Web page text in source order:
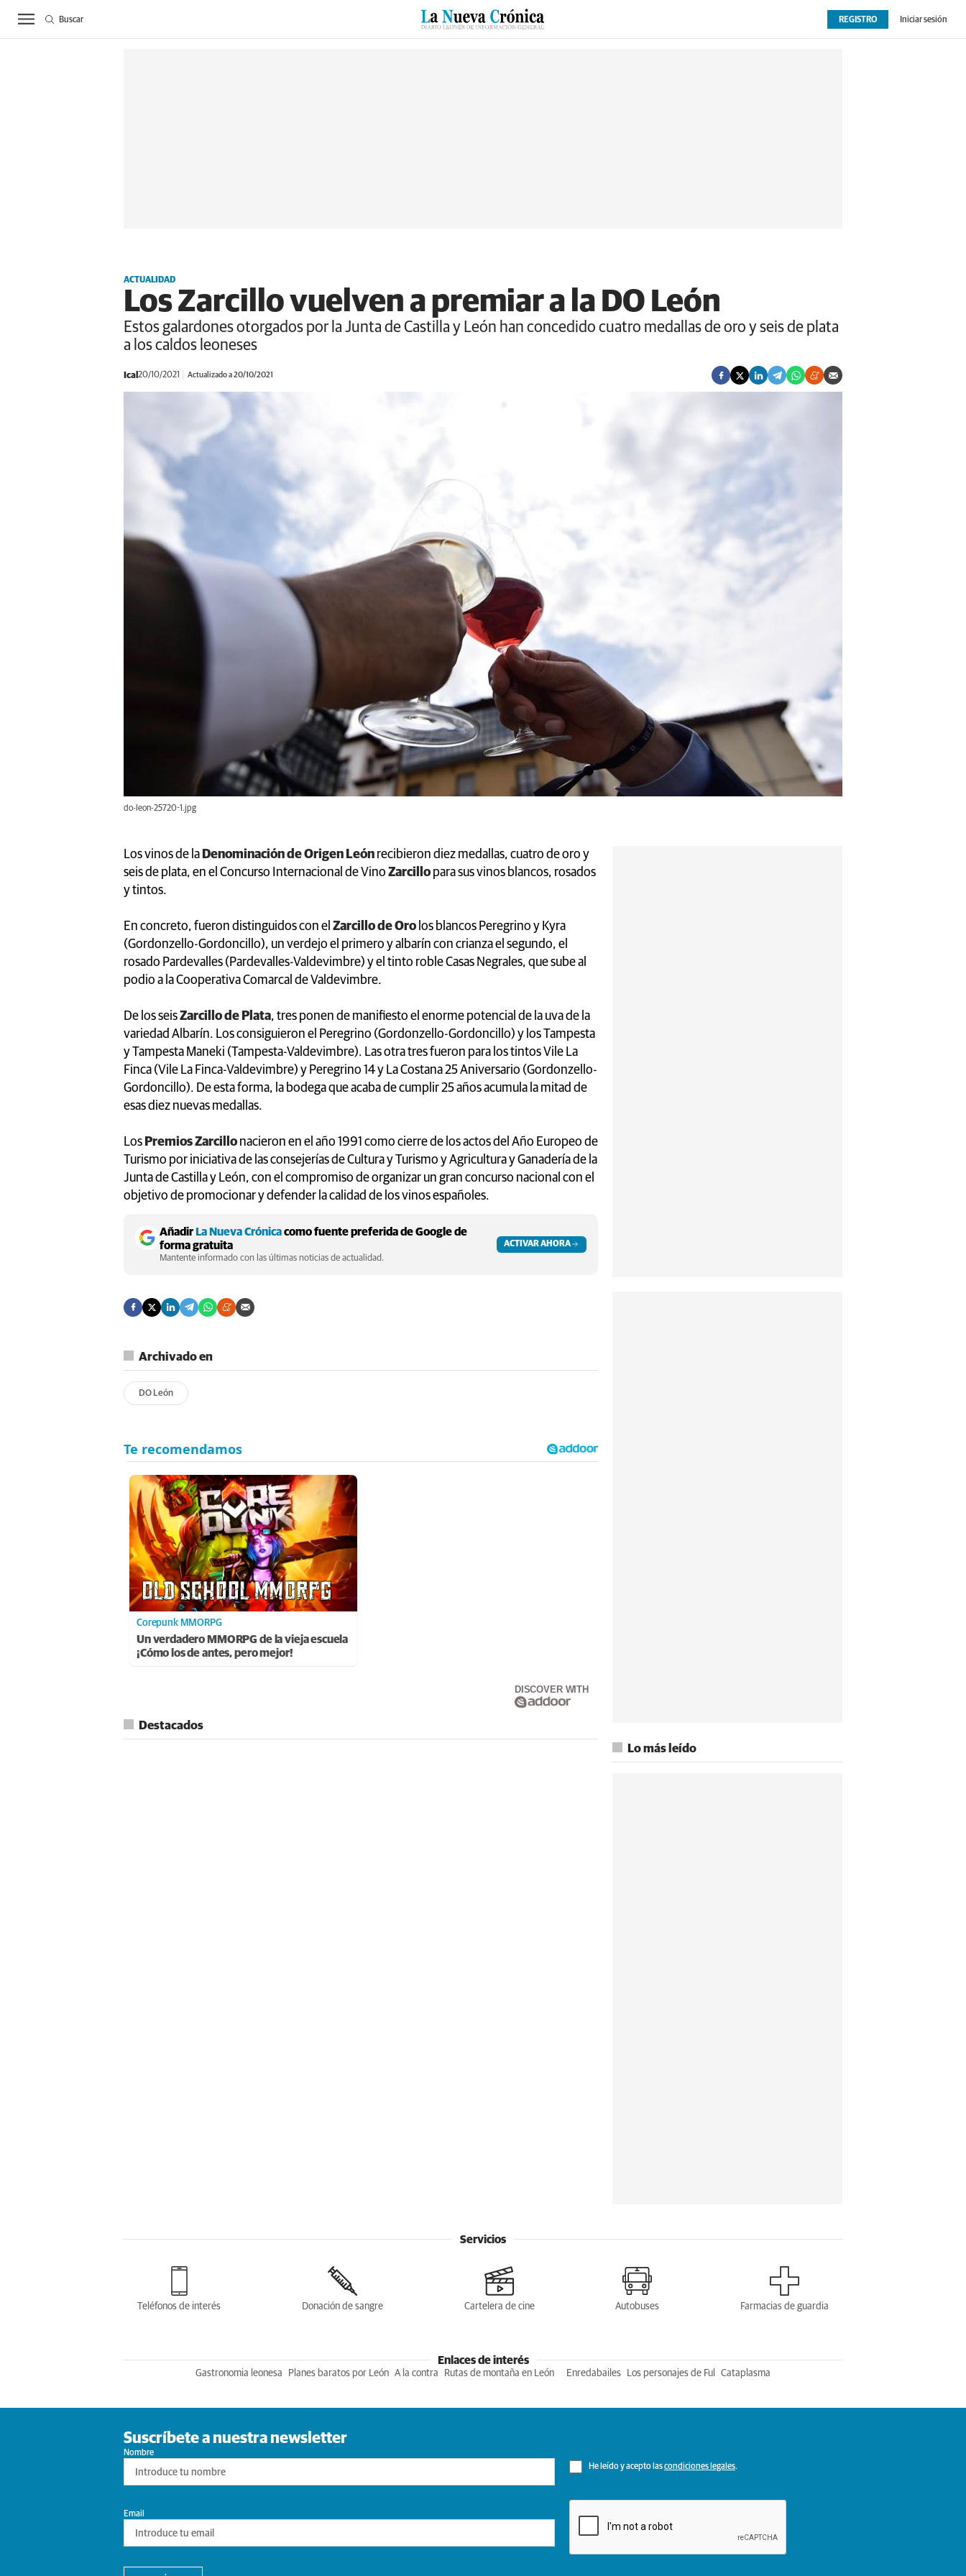
ACTUALIDAD BIERZO SUCESOS CULTURAS ESPECIALES DEPORTES OPINIÓN EXTRAS
REGISTRO Iniciar sesión
Buscar
ACTUALIDAD
Los Zarcillo vuelven a premiar a la DO León
Estos galardones otorgados por la Junta de Castilla y León han concedido cuatro medallas de oro y seis de plata
a los caldos leoneses
Ical 20/10/2021 Actualizado a 20/10/2021
do-leon-25720-1.jpg
Los vinos de la Denominación de Origen León recibieron diez medallas, cuatro de oro y
seis de plata, en el Concurso Internacional de Vino Zarcillo para sus vinos blancos, rosados
y tintos.
En concreto, fueron distinguidos con el Zarcillo de Oro los blancos Peregrino y Kyra
(Gordonzello-Gordoncillo), un verdejo el primero y albarín con crianza el segundo, el
rosado Pardevalles (Pardevalles-Valdevimbre) y el tinto roble Casas Negrales, que sube al
podio a la Cooperativa Comarcal de Valdevimbre.
De los seisZarcillo de Plata, tres ponen de manifiesto el enorme potencial de la uva de la
variedad Albarín. Los consiguieron el Peregrino (Gordonzello-Gordoncillo) y los Tampesta
y Tampesta Maneki (Tampesta-Valdevimbre). Las otra tres fueron para los tintos Vile La
Finca (Vile La Finca-Valdevimbre) y Peregrino 14 y La Costana 25 Aniversario (Gordonzello-
Gordoncillo). De esta forma, la bodega que acaba de cumplir 25 años acumula la mitad de
esas diez nuevas medallas.
Los Premios Zarcillo nacieron en el año 1991 como cierre de los actos del Año Europeo de
Turismo por iniciativa de las consejerías de Cultura y Turismo y Agricultura y Ganadería de la
Junta de Castilla y León, con el compromiso de organizar un gran concurso nacional con el
objetivo de promocionar y defender la calidad de los vinos españoles.
AñadirLa Nueva Crónicacomo fuente preferida de Google de
forma gratuita
Mantente informado con las últimas noticias de actualidad.
ACTIVAR AHORA
Archivado en
DO León
Corepunk MMORPG
Un verdadero MMORPG de la vieja escuela
¡Cómo los de antes, pero mejor!
DISCOVER WITH
Destacados
Lo más leído
Servicios
Teléfonos de interés Donación de sangre Cartelera de cine Autobuses Farmacias de guardia
Enlaces de interés
Gastronomia leonesa Planes baratos por León A la contra Rutas de montaña en León Enredabailes Los personajes de Ful Cataplasma
Suscríbete a nuestra newsletter
Nombre
He leído y acepto lascondiciones legales.
Email